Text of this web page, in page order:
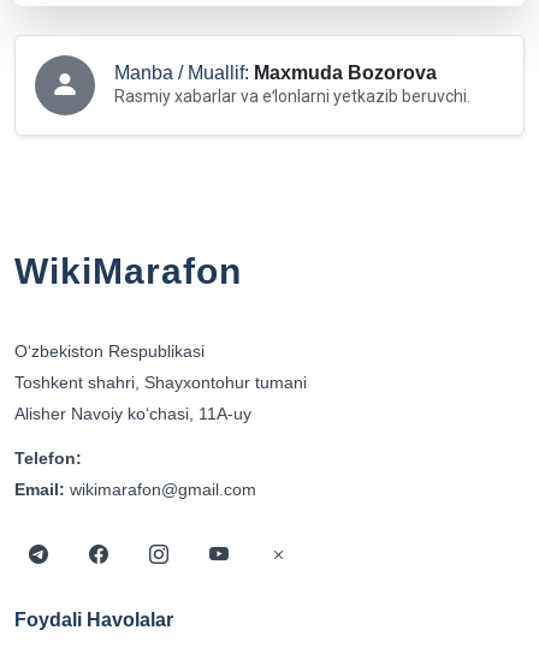
Manba / Muallif: Maxmuda Bozorova
Rasmiy xabarlar va eʻlonlarni yetkazib beruvchi.
WikiMarafon
Oʻzbekiston Respublikasi
Toshkent shahri, Shayxontohur tumani
Alisher Navoiy koʻchasi, 11A-uy
Telefon:
Email: wikimarafon@gmail.com
Foydali Havolalar